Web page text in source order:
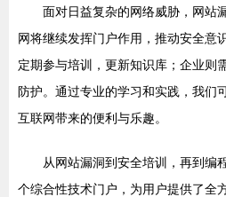
面对日益复杂的网络威胁，网站
网将继续发挥门户作用，推动安全意
定期参与培训，更新知识库；企业则
防护。通过专业的学习和实践，我们
互联网带来的便利与乐趣。
从网站漏洞到安全培训，再到编
个综合性技术门户，为用户提供了全